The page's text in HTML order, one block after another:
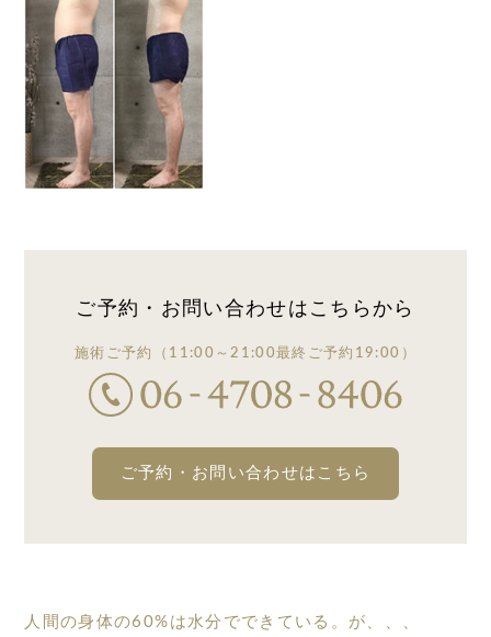
ご予約・お問い合わせはこちらから
施術ご予約 （11:00～21:00最終ご予約19:00）
ご予約・お問い合わせはこちら
人間の身体の60%は水分でできている。が、、、